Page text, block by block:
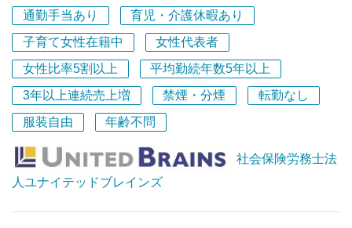
当事務所は、複数の社会保険労務士が組織として一緒に働
いており、おかげ様でお客様はどんどん増えております。
それに伴い、新しい仲間を募集することにしました。社会
保険労務士の資格を持っている方はもちろん、これから取
得を目指す方、アシスタントとしてサポートしてくれる方
も大歓迎です。
求める人物像は・・・・
・エクセルやワードなど、一般的なパソコン操作のできる
通勤手当あり
育児・介護休暇あり
子育て女性在籍中
女性代表者
女性比率5割以上
平均勤続年数5年以上
3年以上連続売上増
禁煙・分煙
転勤なし
服装自由
年齢不問
社会保険労務士法
人ユナイテッドブレインズ